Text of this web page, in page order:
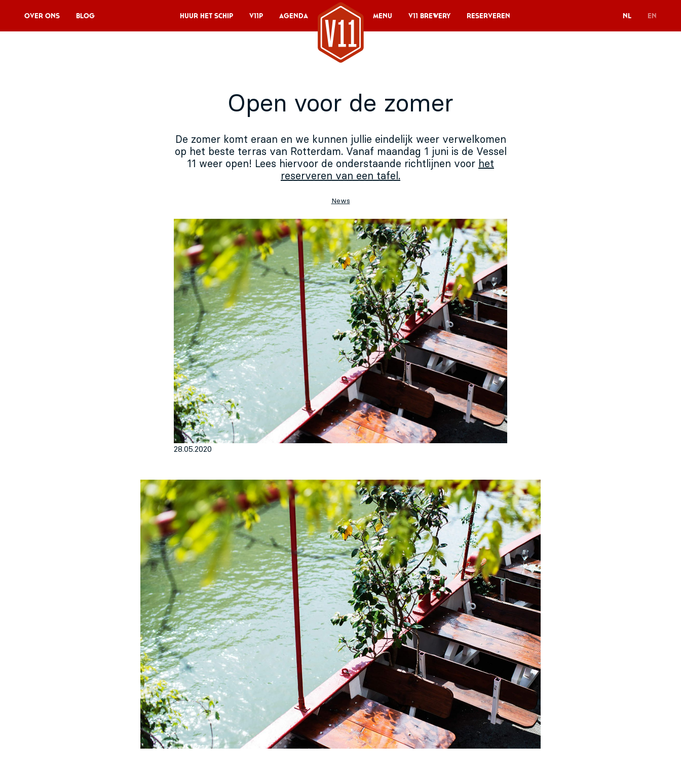
Over Ons Blog Huur het schip V11P Agenda Menu V11 Brewery Reserveren NL EN
Open voor de zomer
De zomer komt eraan en we kunnen jullie eindelijk weer verwelkomen
op het beste terras van Rotterdam. Vanaf maandag 1 juni is de Vessel
11 weer open! Lees hiervoor de onderstaande richtlijnen voor het
reserveren van een tafel.
News
28.05.2020